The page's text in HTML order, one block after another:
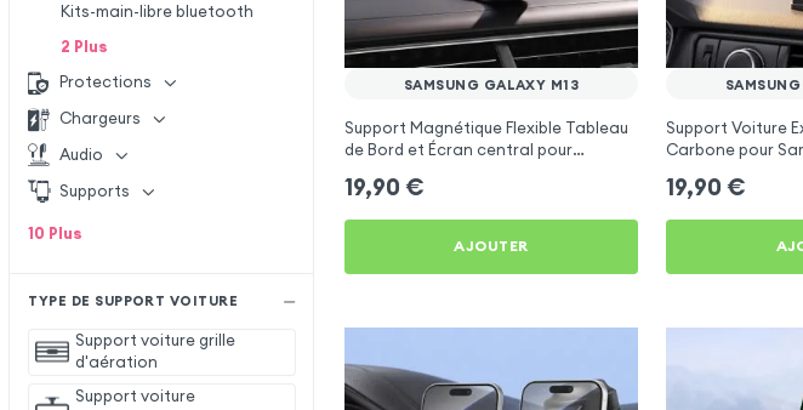
Kits-main-libre bluetooth
2 Plus
Protections
Chargeurs
Audio
Supports
10 Plus
TYPE DE SUPPORT VOITURE
Support voiture grille
d'aération
Support voiture
SAMSUNG GALAXY M13
Support Magnétique Flexible Tableau
de Bord et Écran central pour
19,90 €
AJOUTER
Support Voiture
Carbone pour
19,90 €